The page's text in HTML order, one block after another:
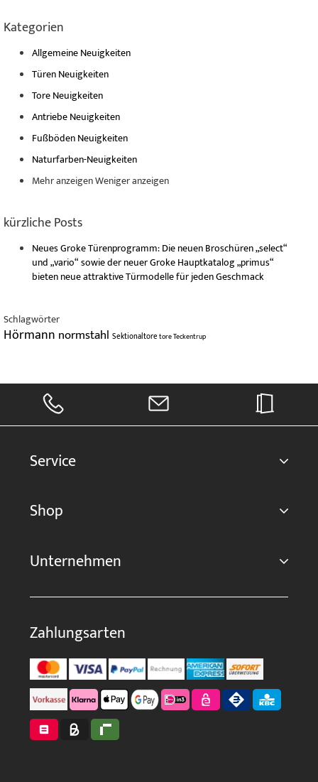
Kategorien
Allgemeine Neuigkeiten
Türen Neuigkeiten
Tore Neuigkeiten
Antriebe Neuigkeiten
Fußböden Neuigkeiten
Naturfarben-Neuigkeiten
Mehr anzeigenWeniger anzeigen
kürzliche Posts
Neues Groke Türenprogramm: Die neuen Broschüren „select“
und „vario“ sowie der neuer Groke Hauptkatalog „primus“
bieten neue attraktive Türmodelle für jeden Geschmack
Schlagwörter
Hörmann normstahl SektionaltoretoreTeckentrup
Service
Shop
Unternehmen
Zahlungsarten